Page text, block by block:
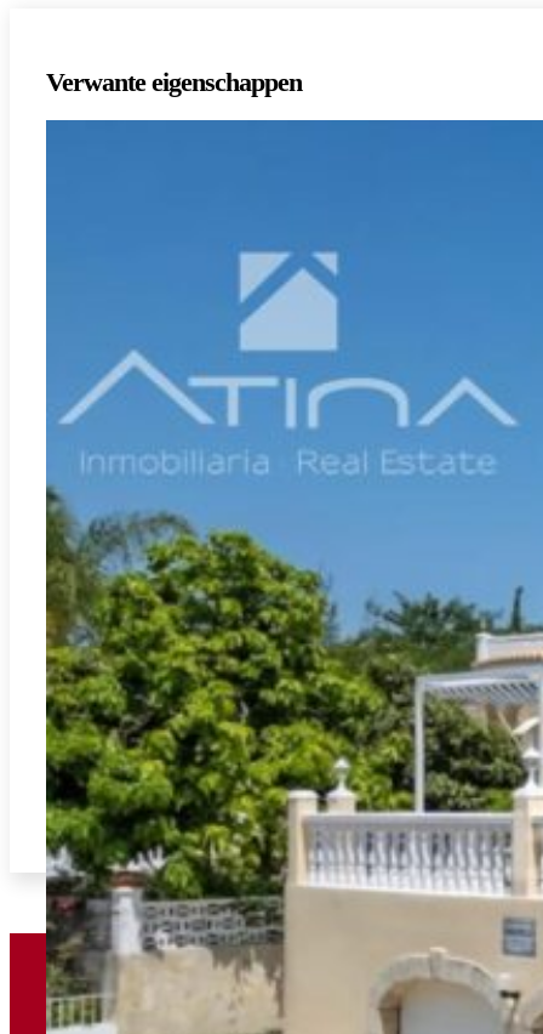
Verwante eigenschappen
La Font d'En Carros REF: CH-7808
Villa gelegen in Font d’en Carros in de urbanisatie Tossal Gros.
185.00m2
5
2
480.000€